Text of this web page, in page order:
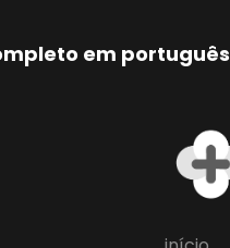
em português